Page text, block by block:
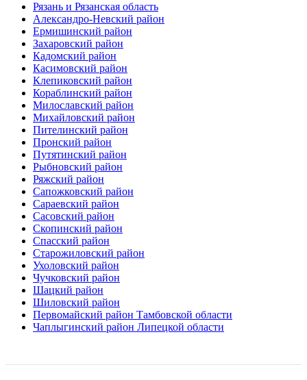
Рязань и Рязанская область
Александро-Невский район
Ермишинский район
Захаровский район
Кадомский район
Касимовский район
Клепиковский район
Кораблинский район
Милославский район
Михайловский район
Пителинский район
Пронский район
Путятинский район
Рыбновский район
Ряжский район
Сапожковский район
Сараевский район
Сасовский район
Скопинский район
Спасский район
Старожиловский район
Ухоловский район
Чучковский район
Шацкий район
Шиловский район
Первомайский район Тамбовской области
Чаплыгинский район Липецкой области